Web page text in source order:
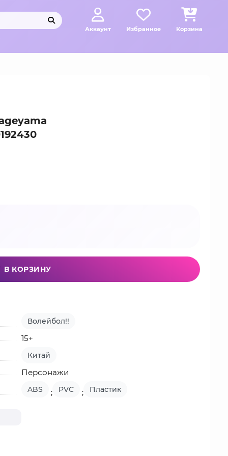
Аккаунт Избранное Корзина
В КОРЗИНУ
Волейбол!!
15+
Китай
Персонажи
ABS ; PVC ; Пластик